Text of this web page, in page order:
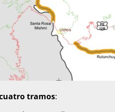
tramos: